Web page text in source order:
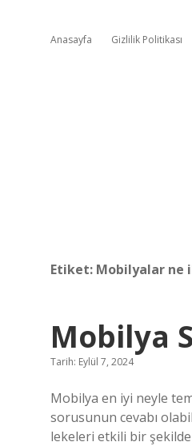
Anasayfa Gizlilik Politikası
Etiket: Mobilyalar ne
Mobilya
Tarih: Eylül 7, 2024
Mobilya en iyi neyle
sorusunun cevabı
lekeleri etkili bir